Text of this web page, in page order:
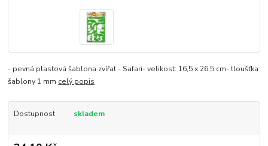
- pevná plastová šablona zvířat - Safari- velikost: 16,5 x 26,5 cm- tloušťka
šablony 1 mm celý popis
Dostupnost skladem